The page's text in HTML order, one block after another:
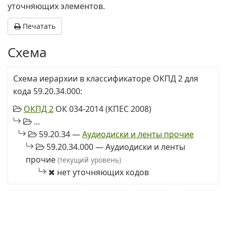
уточняющих элементов.
Печатать
Схема
Схема иерархии в классификаторе ОКПД 2 для
кода 59.20.34.000:
ОКПД 2 ОК 034-2014 (КПЕС 2008)
...
59.20.34 —Аудиодиски и ленты прочие
59.20.34.000 — Аудиодиски и ленты
прочие (текущий уровень)
нет уточняющих кодов